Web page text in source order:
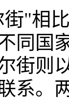
"相
同国
街则
系。